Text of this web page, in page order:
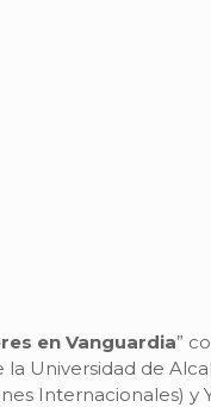
en Vanguardia”
Universidad de
Internacionales) y